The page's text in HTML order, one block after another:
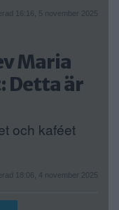
16:16, 5 november 2025
Maria
Detta är
och kaféet
18:06, 4 november 2025